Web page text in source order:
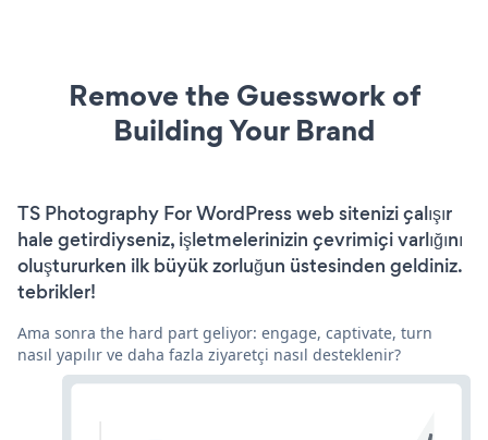
Remove the Guesswork of
Building Your Brand
TS Photography For WordPress web sitenizi çalışır
hale getirdiyseniz, işletmelerinizin çevrimiçi varlığını
oluştururken ilk büyük zorluğun üstesinden geldiniz.
tebrikler!
Ama sonra the hard part geliyor: engage, captivate, turn
nasıl yapılır ve daha fazla ziyaretçi nasıl desteklenir?